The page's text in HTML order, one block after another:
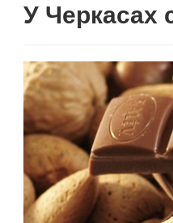
У Черкасах